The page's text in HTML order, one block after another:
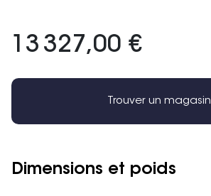
13 327,00 €
Trouver un magasin
Dimensions et poids